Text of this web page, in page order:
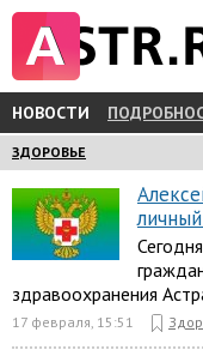
НОВОСТИ
ЗДОРОВЬЕ
здравоохранения
17 февраля, 15:51